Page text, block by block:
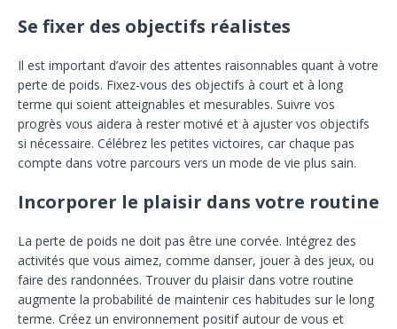
Se fixer des objectifs réalistes
Il est important d’avoir des attentes raisonnables quant à votre
perte de poids. Fixez-vous des objectifs à court et à long
terme qui soient atteignables et mesurables. Suivre vos
progrès vous aidera à rester motivé et à ajuster vos objectifs
si nécessaire. Célébrez les petites victoires, car chaque pas
compte dans votre parcours vers un mode de vie plus sain.
Incorporer le plaisir dans votre routine
La perte de poids ne doit pas être une corvée. Intégrez des
activités que vous aimez, comme danser, jouer à des jeux, ou
faire des randonnées. Trouver du plaisir dans votre routine
augmente la probabilité de maintenir ces habitudes sur le long
terme. Créez un environnement positif autour de vous et